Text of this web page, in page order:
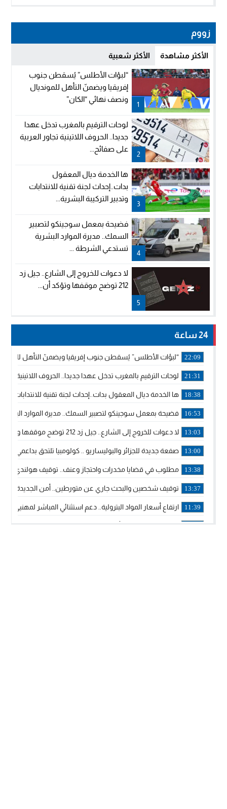
زووم
الأكثر مشاهدة الأكثر شعبية
1
“لبؤات الأطلس” يُسقطن جنوب
إفريقيا ويضمنّ التأهل للمونديال
ونصف نهائي “الكان”
2
لوحات الترقيم بالمغرب تدخل عهدا
جديدا.. الحروف اللاتينية تجاور العربية
على صفائح...
3
ها الخدمة ديال المعقول
بدات..إحداث لجنة تقنية للانتدابات
وتدبير التركيبة البشرية...
4
فضيحة بمعمل سوجينكو لتصبير
السمك.. مديرة الموارد البشرية
تستدعي الشرطة ...
5
لا دعوات للخروج إلى الشارع.. جيل زد
212 توضح موقفها وتؤكد أن...
24 ساعة
22:09 “لبؤات الأطلس” يُسقطن جنوب إفريقيا ويضمنّ التأهل
21:31 لوحات الترقيم بالمغرب تدخل عهدا جديدا.. الحروف اللاتينية
18:38 ها الخدمة ديال المعقول بدات..إحداث لجنة تقنية للانتدابات
16:53 فضيحة بمعمل سوجينكو لتصبير السمك.. مديرة الموارد
13:03 لا دعوات للخروج إلى الشارع.. جيل زد 212 توضح موقفها وتؤكد أن المنشورات المنسوبة إليها لا تمثل موقفها الرسمي.
13:00 صفعة جديدة للجزائر والبوليساريو .. كولومبيا تلتحق بداعمي
13:38 مطلوب في قضايا مخدرات واحتجاز وعنف.. توقيف هولندي
13:37 توقيف شخصين والبحث جاري عن متورطين.. أمن الجديدة يفك
11:39 ارتفاع أسعار المواد البترولية.. دعم استثنائي المباشر لمهنيي